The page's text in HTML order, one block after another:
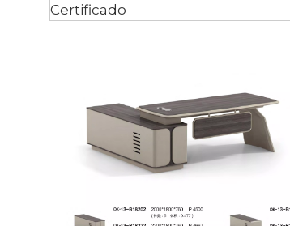
Certificado